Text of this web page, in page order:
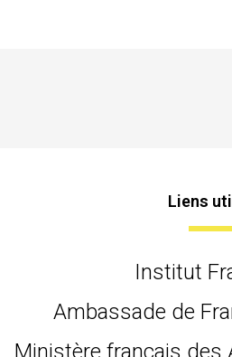
Liens
Institut
Ambassade de
Ministère français des